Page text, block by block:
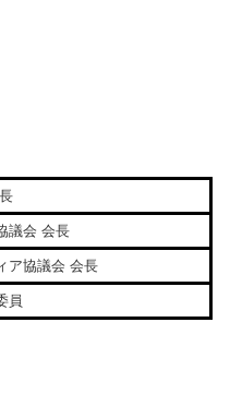
議会 会長
ア協議会 会長
員